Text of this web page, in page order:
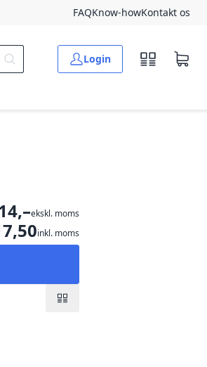
FAQKnow-howKontakt os
Login
ekskl. moms
inkl. moms